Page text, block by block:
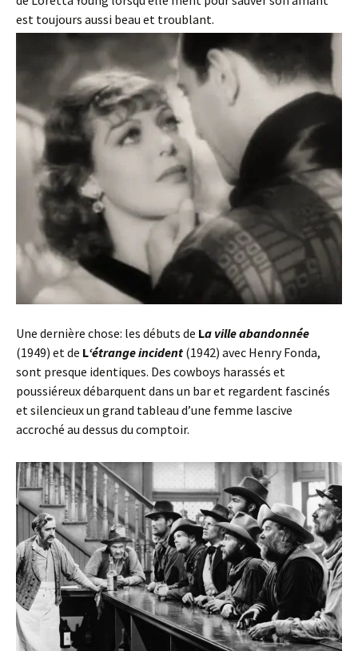
est toujours aussi beau et troublant.
Une dernière chose: les débuts de La ville abandonnée
(1949) et de L‘étrange incident (1942) avec Henry Fonda,
sont presque identiques. Des cowboys harassés et
poussiéreux débarquent dans un bar et regardent fascinés
et silencieux un grand tableau d’une femme lascive
accroché au dessus du comptoir.